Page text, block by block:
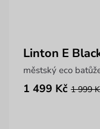
Linton E
městský eco
1 499 Kč 1 999